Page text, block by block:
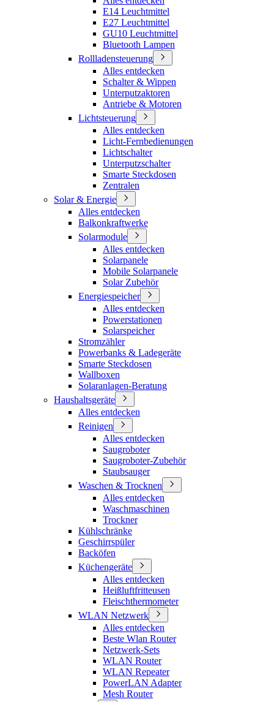
E14 Leuchtmittel
E27 Leuchtmittel
GU10 Leuchtmittel
Bluetooth Lampen
Rollladensteuerung
Alles entdecken
Schalter & Wippen
Unterputzaktoren
Antriebe & Motoren
Lichtsteuerung
Alles entdecken
Licht-Fernbedienungen
Lichtschalter
Unterputzschalter
Smarte Steckdosen
Zentralen
Solar & Energie
Alles entdecken
Balkonkraftwerke
Solarmodule
Alles entdecken
Solarpanele
Mobile Solarpanele
Solar Zubehör
Energiespeicher
Alles entdecken
Powerstationen
Solarspeicher
Stromzähler
Powerbanks & Ladegeräte
Smarte Steckdosen
Wallboxen
Solaranlagen-Beratung
Haushaltsgeräte
Alles entdecken
Reinigen
Alles entdecken
Saugroboter
Saugroboter-Zubehör
Staubsauger
Waschen & Trocknen
Alles entdecken
Waschmaschinen
Trockner
Kühlschränke
Geschirrspüler
Backöfen
Küchengeräte
Alles entdecken
Heißluftfritteusen
Fleischthermometer
WLAN Netzwerk
Alles entdecken
Beste Wlan Router
Netzwerk-Sets
WLAN Router
WLAN Repeater
PowerLAN Adapter
Mesh Router